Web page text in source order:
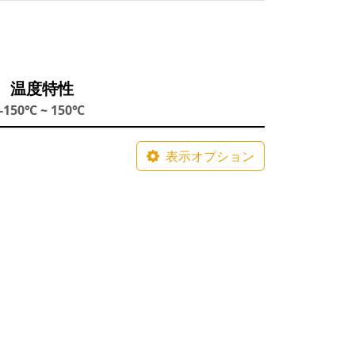
温度特性
-150℃ ~ 150℃
表示オプション